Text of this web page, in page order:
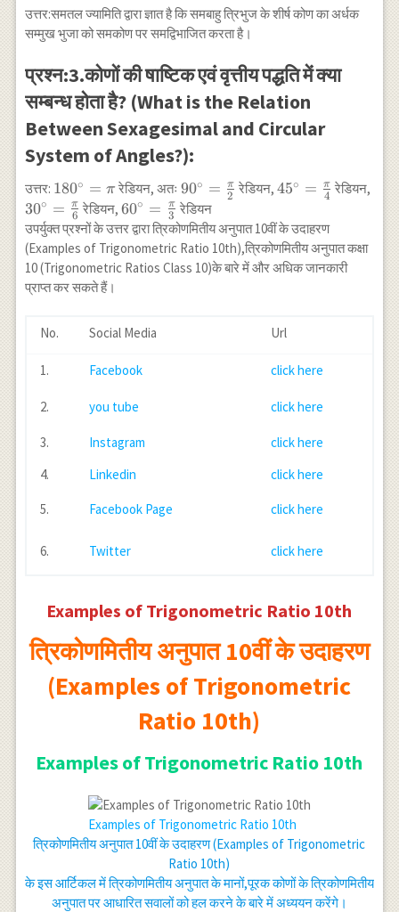
-1 \text{ से } -\infty
\\ \hline \end{array}
उत्तर:समतल ज्यामिति द्वारा ज्ञात है कि समबाहु त्रिभुज के शीर्ष कोण का अर्धक
सम्मुख भुजा को समकोण पर समद्विभाजित करता है।
प्रश्न:3.कोणों की षाष्टिक एवं वृत्तीय पद्धति में क्या
सम्बन्ध होता है? (What is the Relation
Between Sexagesimal and Circular
System of Angles?):
उत्तर: 180^{\circ}=\pi
180∘ = πरेडियन, अतः 90^{\circ}=\frac{\pi}
{2}
90∘ = 2
π रेडियन, 45∘ = 4
π रेडियन,
30∘ = 6
π रेडियन,60^{\circ}=\frac{\pi}
{3}
60∘ = 3
π रेडियन
उपर्युक्त प्रश्नों के उत्तर द्वारा त्रिकोणमितीय अनुपात 10वीं के उदाहरण
(Examples of Trigonometric Ratio 10th),त्रिकोणमितीय अनुपात कक्षा
10 (Trigonometric Ratios Class 10)के बारे में और अधिक जानकारी
प्राप्त कर सकते हैं।
No. Social Media Url
1. Facebook click here
2. you tube click here
3. Instagram
click here
4.
Linkedin click here
5. Facebook Page click here
6. Twitter click here
Examples of Trigonometric Ratio 10th
त्रिकोणमितीय अनुपात 10वीं के उदाहरण
(Examples of Trigonometric
Ratio 10th)
Examples of Trigonometric Ratio 10th
Examples of Trigonometric Ratio 10th
त्रिकोणमितीय अनुपात 10वीं के उदाहरण (Examples of Trigonometric
Ratio 10th)
के इस आर्टिकल में त्रिकोणमितीय अनुपात के मानों,पूरक कोणों के त्रिकोणमितीय
अनुपात पर आधारित सवालों को हल करने के बारे में अध्ययन करेंगे।